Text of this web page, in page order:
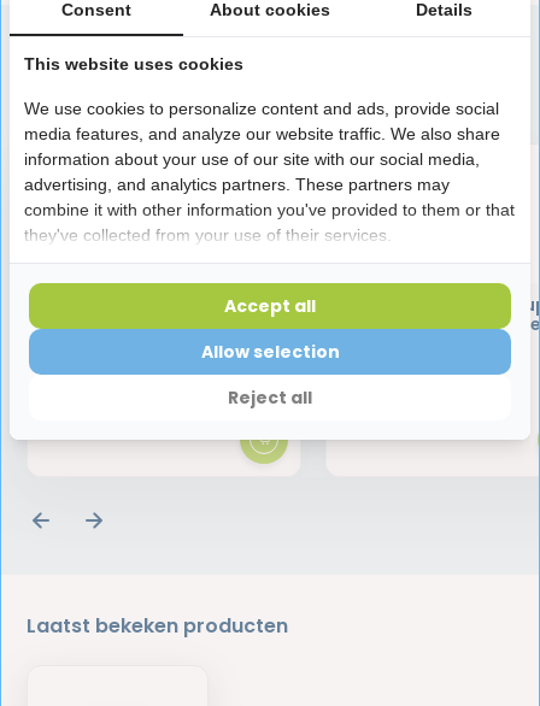
Speciaal aanbevolen voor jou
Halita Tongreiniger | 1 stuk
Interprox Ragers
Micro PHD 0.9 Oranje
Laatst bekeken producten
Consent About cookies Details
This website uses cookies
We use cookies to personalize content and ads, provide social
media features, and analyze our website traffic. We also share
information about your use of our site with our social media,
advertising, and analytics partners. These partners may
combine it with other information you've provided to them or that
they've collected from your use of their services.
Reject all
Allow selection
Accept all